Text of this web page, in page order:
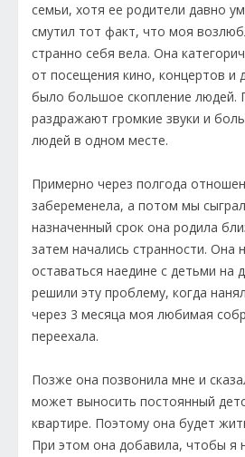
семьи, хотя ее родители давно
смутил тот факт, что моя
странно себя вела. Она
от посещения кино, концертов и
было большое скопление людей.
раздражают громкие звуки и
людей в одном месте.
Примерно через полгода
забеременела, а потом мы
назначенный срок она родила
затем начались странности. Она
оставаться наедине с детьми на
решили эту проблему, когда
через 3 месяца моя любимая
переехала.
Позже она позвонила мне и
может выносить постоянный
квартире. Поэтому она будет
При этом она добавила, чтобы я